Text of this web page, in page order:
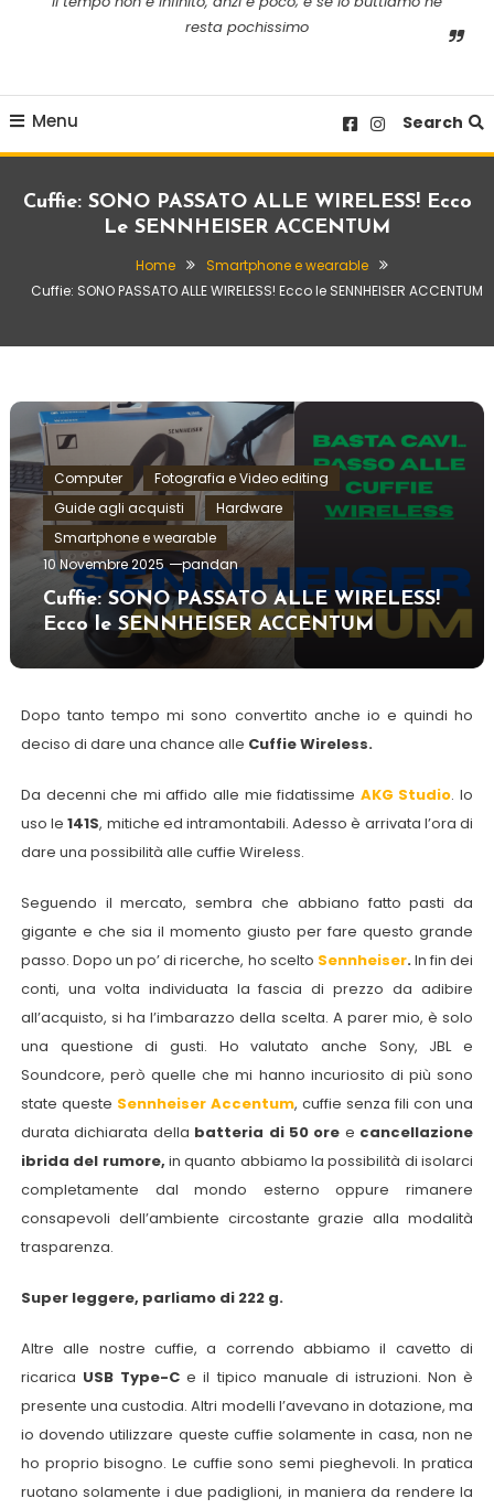
resta pochissimo
Menu Search
Cuffie: SONO PASSATO ALLE WIRELESS! Ecco
Le SENNHEISER ACCENTUM
Home
Smartphone e wearable
Cuffie: SONO PASSATO ALLE WIRELESS! Ecco le SENNHEISER ACCENTUM
Computer
Fotografia e Video editing
Guide agli acquisti
Hardware
Smartphone e wearable
10 Novembre 2025
pandan
Cuffie: SONO PASSATO ALLE WIRELESS!
Ecco le SENNHEISER ACCENTUM
Dopo tanto tempo mi sono convertito anche io e quindi ho
deciso di dare una chance alle Cuffie Wireless.
Da decenni che mi affido alle mie fidatissime AKG Studio. Io
uso le141S, mitiche ed intramontabili. Adesso è arrivata l’ora di
dare una possibilità alle cuffie Wireless.
Seguendo il mercato, sembra che abbiano fatto pasti da
gigante e che sia il momento giusto per fare questo grande
passo. Dopo un po’ di ricerche, ho scelto Sennheiser.In fin dei
conti, una volta individuata la fascia di prezzo da adibire
all’acquisto, si ha l’imbarazzo della scelta. A parer mio, è solo
una questione di gusti. Ho valutato anche Sony, JBL e
Soundcore, però quelle che mi hanno incuriosito di più sono
state queste Sennheiser Accentum, cuffie senza fili con una
durata dichiarata della batteria di 50 ore e cancellazione
ibrida del rumore, in quanto abbiamo la possibilità di isolarci
completamente dal mondo esterno oppure rimanere
consapevoli dell’ambiente circostante grazie alla modalità
trasparenza.
Super leggere, parliamo di 222 g.
Altre alle nostre cuffie, a correndo abbiamo il cavetto di
ricarica USB Type-C e il tipico manuale di istruzioni. Non è
presente una custodia. Altri modelli l’avevano in dotazione, ma
io dovendo utilizzare queste cuffie solamente in casa, non ne
ho proprio bisogno. Le cuffie sono semi pieghevoli. In pratica
ruotano solamente i due padiglioni, in maniera da rendere la